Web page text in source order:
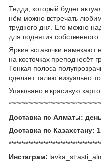
Тедди, который будет
нём можно встречать
трудного дня. Его можно
для поднятия собственного
Яркие вставочки намекают
на косточках преподнесёт
Тонкая полоса
сделает талию визуально
Упаковано в красивую
Доставка по Алматы:
Доставка по Казахстану:
Инстаграм: